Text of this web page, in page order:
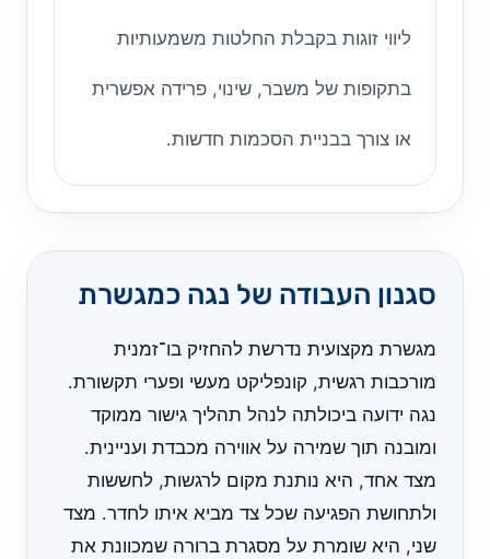
ליווי זוגות בקבלת החלטות משמעותיות
בתקופות של משבר, שינוי, פרידה אפשרית
או צורך בבניית הסכמות חדשות.
סגנון העבודה של נגה כמגשרת
מגשרת מקצועית נדרשת להחזיק בו־זמנית
מורכבות רגשית, קונפליקט מעשי ופערי תקשורת.
נגה ידועה ביכולתה לנהל תהליך גישור ממוקד
ומובנה תוך שמירה על אווירה מכבדת ועניינית.
מצד אחד, היא נותנת מקום לרגשות, לחששות
ולתחושת הפגיעה שכל צד מביא איתו לחדר. מצד
שני, היא שומרת על מסגרת ברורה שמכוונת את